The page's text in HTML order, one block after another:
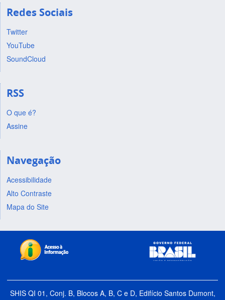
Redes Sociais
Twitter
YouTube
SoundCloud
RSS
O que é?
Assine
Navegação
Acessibilidade
Alto Contraste
Mapa do Site
SHIS QI 01, Conj. B, Blocos A, B, C e D, Edifício Santos Dumont,